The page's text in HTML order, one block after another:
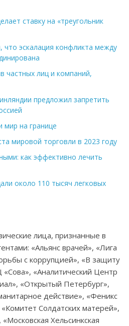
ставку на «треугольник
что эскалация конфликта между
частных лиц и компаний,
предложил запретить
мир на границе
мировой торговли в 2023 году
как эффективно лечить
около 110 тысяч легковых
лица, признанные в
«Альянс врачей», «Лига
с коррупцией», «В защиту
«Аналитический Центр
«Открытый Петербург»,
действие», «Феникс
Солдатских матерей»,
Хельсинкская